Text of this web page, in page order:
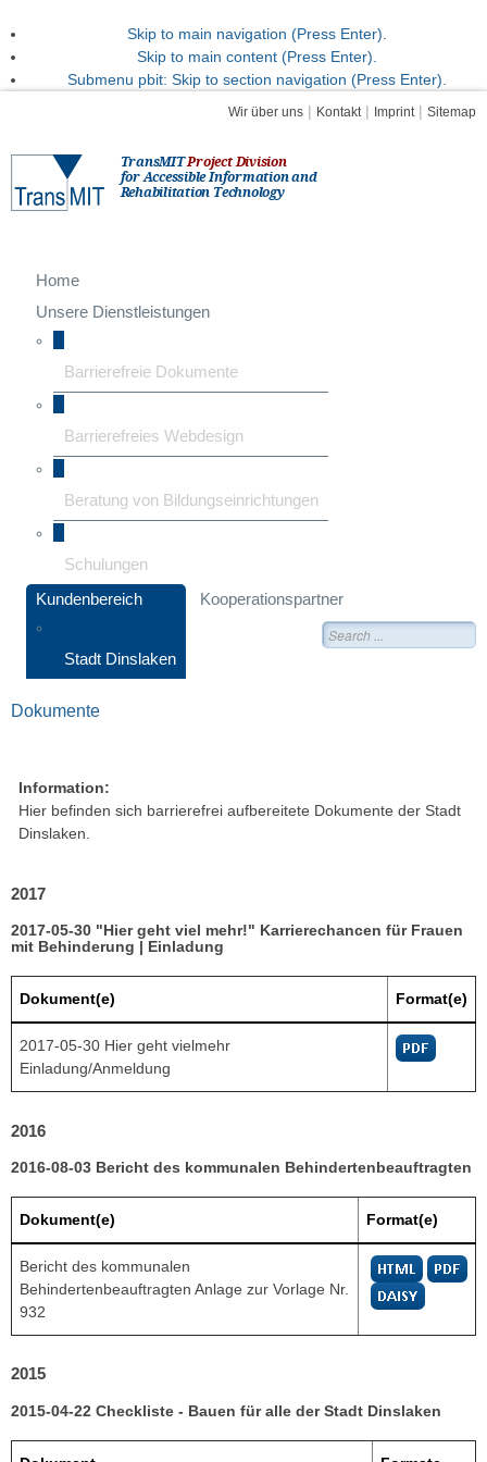
Skip to main navigation (Press Enter).
Skip to main content (Press Enter).
Submenu pbit: Skip to section navigation (Press Enter).
Wir über uns | Kontakt | Imprint | Sitemap
TransMITProject Division
for Accessible Information and
Rehabilitation Technology
Home
Unsere Dienstleistungen
Barrierefreie Dokumente
Barrierefreies Webdesign
Beratung von Bildungseinrichtungen
Schulungen
Kundenbereich
Stadt Dinslaken
Kooperationspartner
Suche
Dokumente
Information:
Hier befinden sich barrierefrei aufbereitete Dokumente der Stadt
Dinslaken.
2017
2017-05-30 "Hier geht viel mehr!" Karrierechancen für Frauen
mit Behinderung | Einladung
Dokument(e) Format(e)
2017-05-30 Hier geht vielmehr
Einladung/Anmeldung
2016
2016-08-03 Bericht des kommunalen Behindertenbeauftragten
Dokument(e) Format(e)
Bericht des kommunalen
Behindertenbeauftragten Anlage zur Vorlage Nr.
932
2015
2015-04-22 Checkliste - Bauen für alle der Stadt Dinslaken